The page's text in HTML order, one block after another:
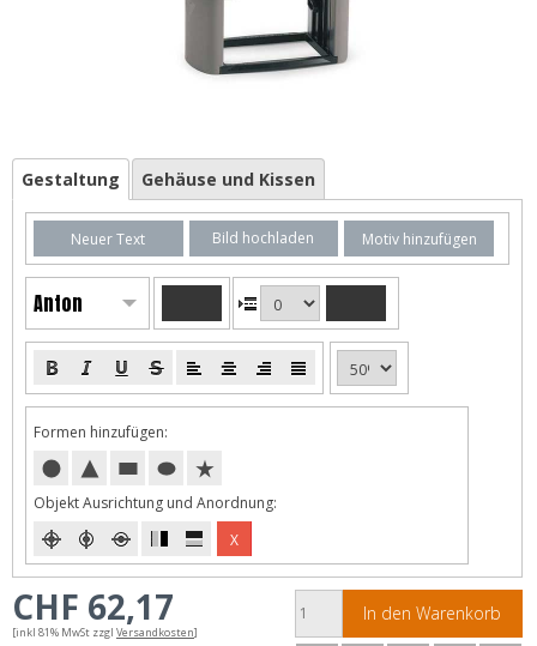
Gestaltung Gehäuse und Kissen
Neuer Text Bild hochladen Motiv hinzufügen
Anton
Formen hinzufügen:
Objekt Ausrichtung und Anordnung:
X
CHF 62,17
[inkl 81% MwSt zzgl Versandkosten]
In den Warenkorb